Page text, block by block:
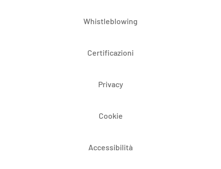
Whistleblowing
Certificazioni
Privacy
Cookie
Accessibilità